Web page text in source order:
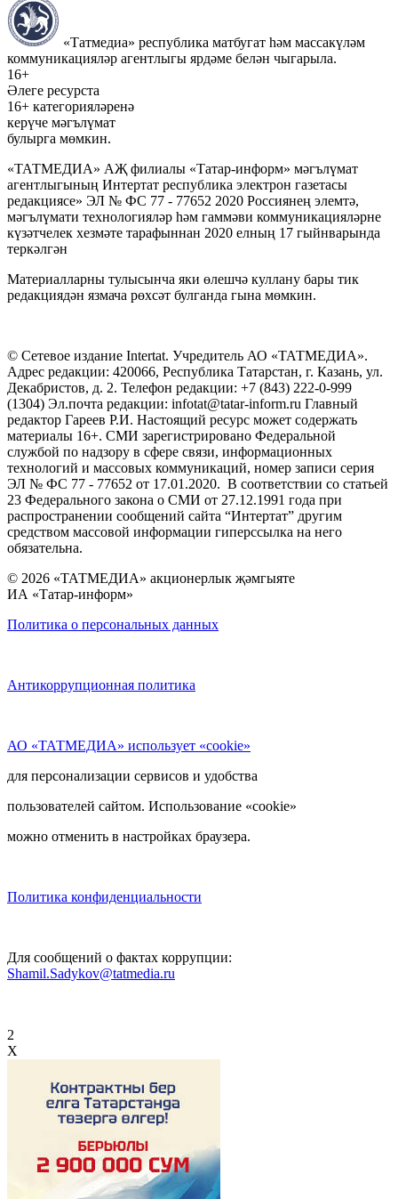
«Татмедиа» республика матбугат һәм массакүләм
коммуникацияләр агентлыгы ярдәме белән чыгарыла.
16+
Әлеге ресурста
16+ категорияләренә
керүче мәгълүмат
булырга мөмкин.
«ТАТМЕДИА» АҖ филиалы «Татар-информ» мәгълүмат
агентлыгының Интертат республика электрон газетасы
редакциясе» ЭЛ № ФС 77 - 77652 2020 Россиянең элемтә,
мәгълүмати технологияләр һәм гаммәви коммуникацияләрне
күзәтчелек хезмәте тарафыннан 2020 елның 17 гыйнварында
теркәлгән
Материалларны тулысынча яки өлешчә куллану бары тик
редакциядән язмача рөхсәт булганда гына мөмкин.
© Сетевое издание Intertat. Учредитель АО «ТАТМЕДИА».
Адрес редакции: 420066, Республика Татарстан, г. Казань, ул.
Декабристов, д. 2. Телефон редакции: +7 (843) 222-0-999
(1304) Эл.почта редакции: infotat@tatar-inform.ru Главный
редактор Гареев Р.И. Настоящий ресурс может содержать
материалы 16+. СМИ зарегистрировано Федеральной
службой по надзору в сфере связи, информационных
технологий и массовых коммуникаций, номер записи серия
ЭЛ № ФС 77 - 77652 от 17.01.2020. В соответствии со статьей
23 Федерального закона о СМИ от 27.12.1991 года при
распространении сообщений сайта “Интертат” другим
средством массовой информации гиперссылка на него
обязательна.
© 2026 «ТАТМЕДИА» акционерлык җәмгыяте
ИА «Татар-информ»
Политика о персональных данных
Антикоррупционная политика
АО «ТАТМЕДИА» использует «cookie»
для персонализации сервисов и удобства
пользователей сайтом. Использование «cookie»
можно отменить в настройках браузера.
Политика конфиденциальности
Для сообщений о фактах коррупции:
Shamil.Sadykov@tatmedia.ru
2
X